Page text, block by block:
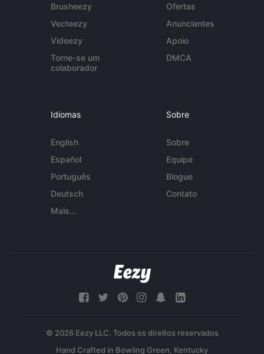
Brusheezy
Vecteezy
Videezy
Torne-se um
colaborador
Ofertas
Anunciantes
Apoio
DMCA
Idiomas
English
Español
Português
Deutsch
Mais...
Sobre
Sobre
Equipe
Blogue
Contato
© 2026 Eezy LLC. Todos os direitos reservados